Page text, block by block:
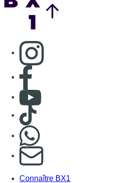
Consulter page Instagram
Consulter page Facebook
Consulter Youtube
Consulter TikTok
S'abonner à notre newsletter
Connaître BX1